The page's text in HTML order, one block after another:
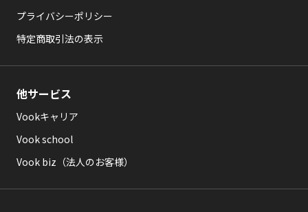
プライバシーポリシー
特定商取引法の表示
他サービス
Vookキャリア
Vook school
Vook biz（法人のお客様）